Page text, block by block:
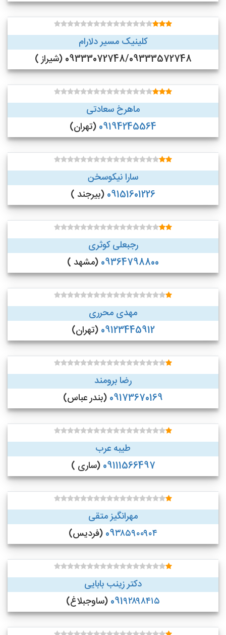
کلینیک مسیر دلارام
09333072748/09333572748 (شیراز )
ماهرخ سعادتی
09194245564 (تهران)
سارا نیکوسخن
09151601226 (بیرجند )
رجبعلی کوثری
09364798800 (مشهد )
مهدی محرری
09123445912 (تهران)
رضا برومند
09173670169 (بندر عباس)
طیبه عرب
09111566497 (ساری )
مهرانگیز متقی
09۳۸۵۹۰۰۹۰۴ (فردیس)
دکتر زینب بابایی
091۹۲۸۹۸۴۱۵ (ساوجبلاغ)